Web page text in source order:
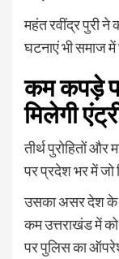
महंत रवींद्र पुरी
घटनाएं भी समाज में
कम कपड़े
मिलेगी
तीर्थ पुरोहितों और
पर प्रदेश भर में
उसका असर देश के
कम उत्तराखंड में को
पर पुलिस का